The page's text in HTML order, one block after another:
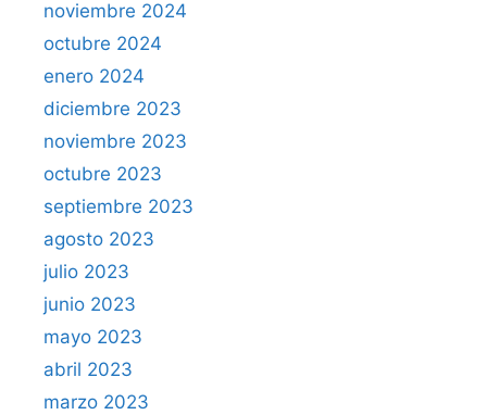
noviembre 2024
octubre 2024
enero 2024
diciembre 2023
noviembre 2023
octubre 2023
septiembre 2023
agosto 2023
julio 2023
junio 2023
mayo 2023
abril 2023
marzo 2023